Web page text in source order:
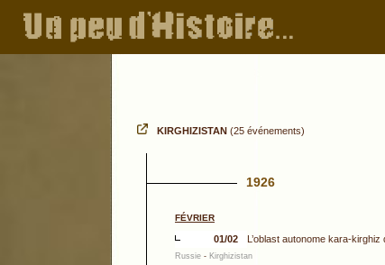
KIRGHIZISTAN (25 événements)
1926
FÉVRIER
01/02 L’oblast autonome kara-
Russie - Kirghizistan